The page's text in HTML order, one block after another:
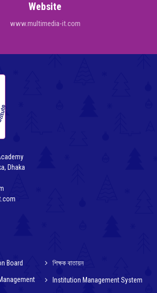
Website
www.multimedia-it.com
Dhaka
Board শিক্ষক বাতায়ন
Institution Management System